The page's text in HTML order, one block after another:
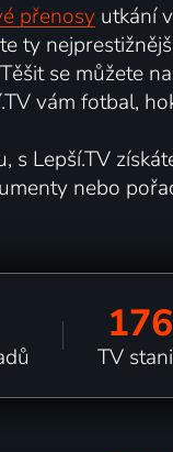
přenosyutkání
se můžete
vám fotbal,
Lepší.TV
nebo
176
TV